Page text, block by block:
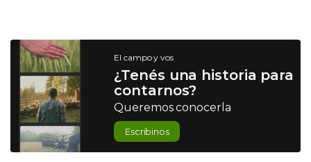
El campo y vos
¿Tenés una historia para
contarnos?
Queremos conocerla
Escribinos